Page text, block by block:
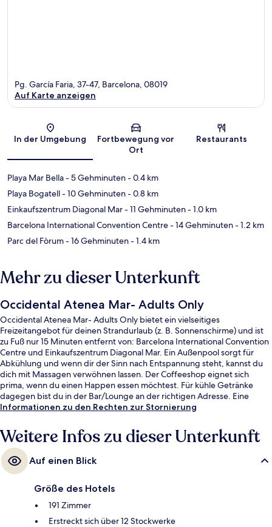
Karte
Pg. García Faria, 37-47, Barcelona, 08019
Auf Karte anzeigen
In der Umgebung
Fortbewegung vor
Ort
Restaurants
Playa Mar Bella- 5 Gehminuten- 0.4 km
Playa Bogatell- 10 Gehminuten- 0.8 km
Einkaufszentrum Diagonal Mar- 11 Gehminuten- 1.0 km
Barcelona International Convention Centre- 14 Gehminuten- 1.2 km
Parc del Fòrum- 16 Gehminuten- 1.4 km
Mehr zu dieser Unterkunft
Occidental Atenea Mar- Adults Only
Occidental Atenea Mar- Adults Only bietet ein vielseitiges
Freizeitangebot für deinen Strandurlaub (z. B. Sonnenschirme) und ist
zu Fuß nur 15 Minuten entfernt von: Barcelona International Convention
Centre und Einkaufszentrum Diagonal Mar. Ein Außenpool sorgt für
Abkühlung und wenn dir der Sinn nach Entspannung steht, kannst du
dich mit Massagen verwöhnen lassen. Der Coffeeshop eignet sich
prima, wenn du einen Happen essen möchtest. Für kühle Getränke
dagegen bist du in der Bar/Lounge an der richtigen Adresse. Eine
Poolbar, ein Fitnessbereich (rund um die Uhr geöffnet) und
Reisende schätzen die fußläufige Entfernung zu den öffentlichen
Verkehrsmitteln: Zur U-Bahn-Station Selva de Mar sind es 11 und zur
Straßenbahnhaltestelle Fluvià sind es 13 Gehminuten.
Informationen zu den Rechten zur Stornierung
Weitere Infos zu dieser Unterkunft
Auf einen Blick
Größe des Hotels
191 Zimmer
Erstreckt sich über 12 Stockwerke